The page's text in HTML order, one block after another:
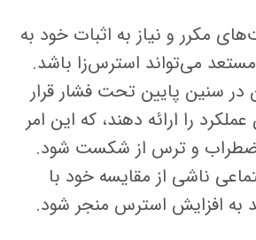
مکرر و نیاز به اثبات خود به
می‌تواند استرس‌زا باشد.
در سنین پایین تحت فشار قرار
را ارائه دهند، که این امر
اضطراب و ترس از شکست شود.
ناشی از مقایسه خود با
به افزایش استرس منجر شود.